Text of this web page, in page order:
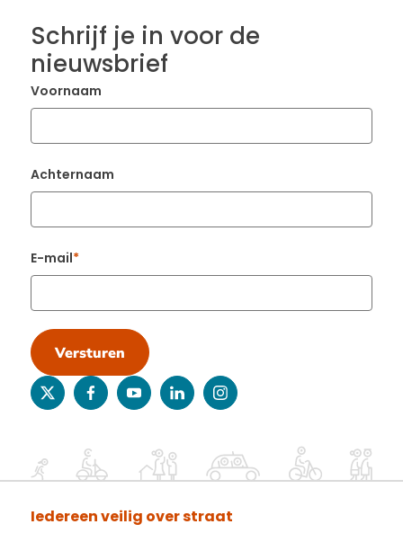
Schrijf je in voor de
nieuwsbrief
Voornaam
Achternaam
E-mail
Versturen
twitterfacebookyoutubelinkedininstagram
Iedereen veilig over straat